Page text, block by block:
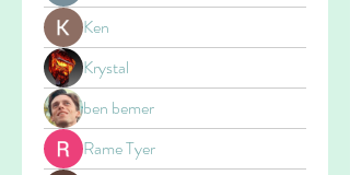
Ken
Krystal
ben bemer
Rame Tyer